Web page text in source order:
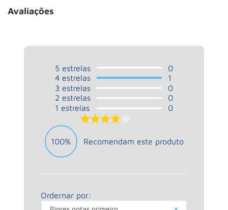
Avaliações
5 estrelas
4 estrelas
3 estrelas
2 estrelas
1 estrelas
0
1
0
0
0
100% Recomendam este produto
Ordernar por: